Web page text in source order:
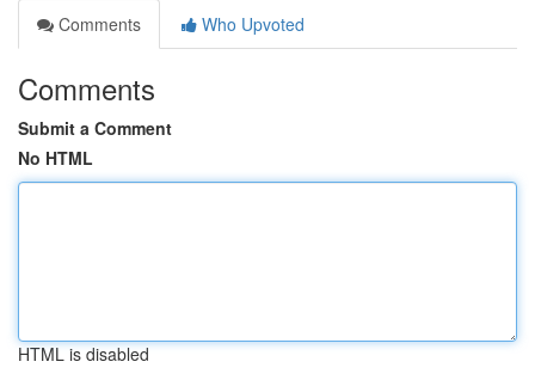
Comments
Who Upvoted
Comments
Submit a Comment
No HTML
HTML is disabled